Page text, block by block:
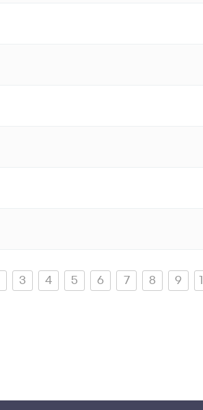
3 4 5 6 7 8 9